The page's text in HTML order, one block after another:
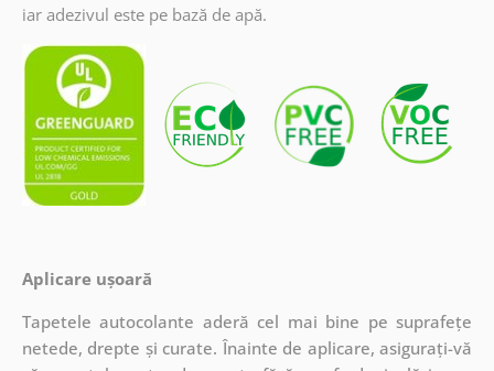
iar adezivul este pe bază de apă.
Aplicare ușoară
Tapetele autocolante aderă cel mai bine pe suprafețe
netede, drepte și curate. Înainte de aplicare, asigurați-vă